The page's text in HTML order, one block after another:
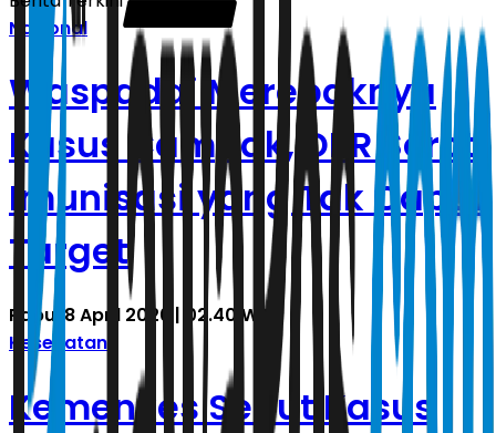
Nasional
Waspadai Merebaknya
Kasus Campak, DPR Soroti
Imunisasi yang Tak Capai
Target
Rabu, 8 April 2026 | 02.40 WIB
Kesehatan
Kemenkes Sebut Kasus